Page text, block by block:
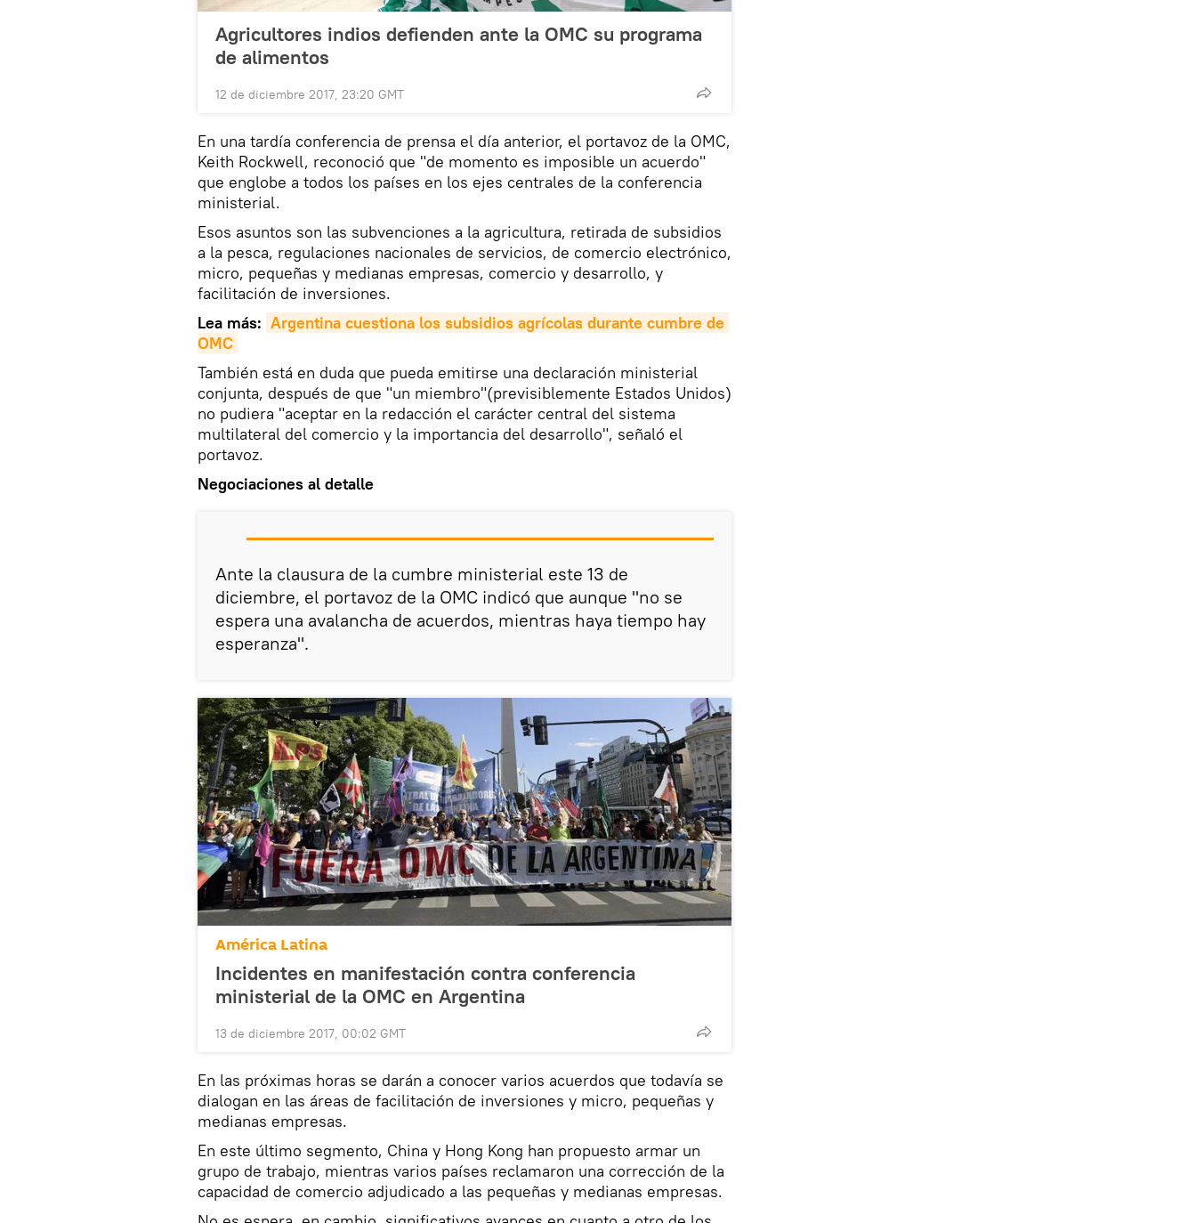
Agricultores indios defienden ante la OMC su programa
de alimentos
12 de diciembre 2017, 23:20 GMT
En una tardía conferencia de prensa el día anterior, el portavoz de la OMC,
Keith Rockwell, reconoció que "de momento es imposible un acuerdo"
que englobe a todos los países en los ejes centrales de la conferencia
ministerial.
Esos asuntos son las subvenciones a la agricultura, retirada de subsidios
a la pesca, regulaciones nacionales de servicios, de comercio electrónico,
micro, pequeñas y medianas empresas, comercio y desarrollo, y
facilitación de inversiones.
Lea más: Argentina cuestiona los subsidios agrícolas durante cumbre de
OMC
También está en duda que pueda emitirse una declaración ministerial
conjunta, después de que "un miembro"(previsiblemente Estados Unidos)
no pudiera "aceptar en la redacción el carácter central del sistema
multilateral del comercio y la importancia del desarrollo", señaló el
portavoz.
Negociaciones al detalle
Ante la clausura de la cumbre ministerial este 13 de
diciembre, el portavoz de la OMC indicó que aunque "no se
espera una avalancha de acuerdos, mientras haya tiempo hay
esperanza".
América Latina
Incidentes en manifestación contra conferencia
ministerial de la OMC en Argentina
13 de diciembre 2017, 00:02 GMT
En las próximas horas se darán a conocer varios acuerdos que todavía se
dialogan en las áreas de facilitación de inversiones y micro, pequeñas y
medianas empresas.
En este último segmento, China y Hong Kong han propuesto armar un
grupo de trabajo, mientras varios países reclamaron una corrección de la
capacidad de comercio adjudicado a las pequeñas y medianas empresas.